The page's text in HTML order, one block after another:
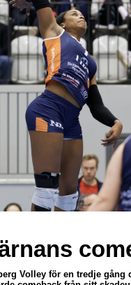
Volley för en tredje gång